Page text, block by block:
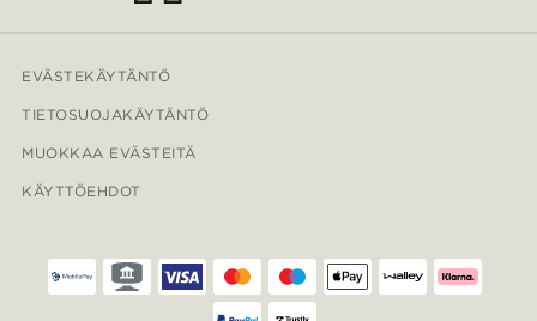
EVÄSTEKÄYTÄNTÖ
TIETOSUOJAKÄYTÄNTÖ
MUOKKAA EVÄSTEITÄ
KÄYTTÖEHDOT